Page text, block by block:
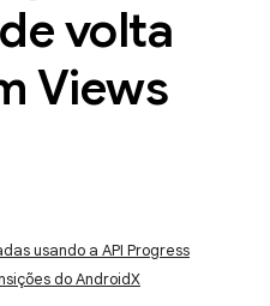
volta
Views
usando a API Progress
do AndroidX